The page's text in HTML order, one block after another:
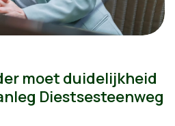
moet duidelijkheid
Diestsesteenweg